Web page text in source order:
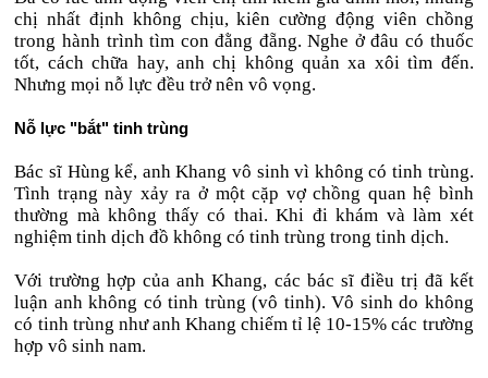
chị nhất định không chịu, kiên cường động viên chồng
trong hành trình tìm con đằng đẵng. Nghe ở đâu có thuốc
tốt, cách chữa hay, anh chị không quản xa xôi tìm đến.
Nhưng mọi nỗ lực đều trở nên vô vọng.
Nỗ lực "bắt" tinh trùng
Bác sĩ Hùng kể, anh Khang vô sinh vì không có tinh trùng.
Tình trạng này xảy ra ở một cặp vợ chồng quan hệ bình
thường mà không thấy có thai. Khi đi khám và làm xét
nghiệm tinh dịch đồ không có tinh trùng trong tinh dịch.
Với trường hợp của anh Khang, các bác sĩ điều trị đã kết
luận anh không có tinh trùng (vô tinh). Vô sinh do không
có tinh trùng như anh Khang chiếm tỉ lệ 10-15% các trường
hợp vô sinh nam.